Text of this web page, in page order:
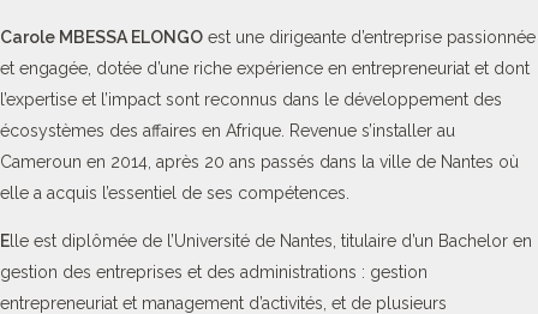
Carole MBESSA ELONGO est une dirigeante d’entreprise passionnée
et engagée, dotée d’une riche expérience en entrepreneuriat et dont
l’expertise et l’impact sont reconnus dans le développement des
écosystèmes des affaires en Afrique. Revenue s’installer au
Cameroun en 2014, après 20 ans passés dans la ville de Nantes où
elle a acquis l’essentiel de ses compétences.
E lle est diplômée de l’Université de Nantes, titulaire d’un Bachelor en
gestion des entreprises et des administrations : gestion
entrepreneuriat et management d’activités, et de plusieurs